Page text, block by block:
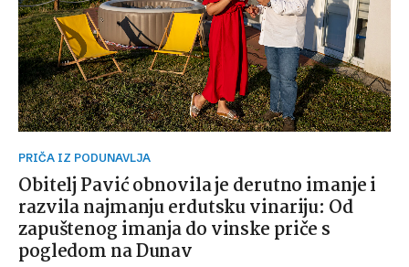
PRIČA IZ PODUNAVLJA
Obitelj Pavić obnovila je derutno imanje i
razvila najmanju erdutsku vinariju: Od
zapuštenog imanja do vinske priče s
pogledom na Dunav